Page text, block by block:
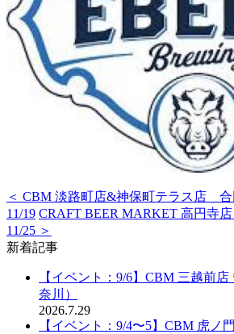
＜ CBM 淡路町店&神保町テラス店 合
11/19 CRAFT BEER MARKET 高円寺
11/25 ＞
新着記事
【イベント：9/6】CBM 三越前
奈川）
2026.7.29
【イベント：9/4〜5】CBM 虎ノ